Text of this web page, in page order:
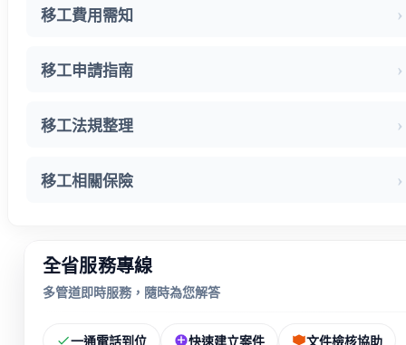
移工費用需知
移工申請指南
移工法規整理
移工相關保險
全省服務專線
多管道即時服務，隨時為您解答
一通電話到位 快速建立案件 文件檢核協助